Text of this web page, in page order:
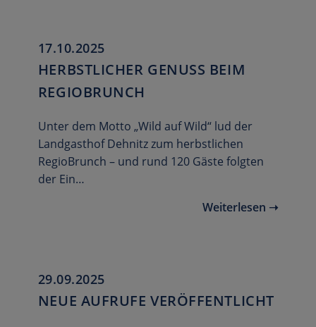
17.10.2025
HERBSTLICHER GENUSS BEIM
REGIOBRUNCH
Unter dem Motto „Wild auf Wild“ lud der
Landgasthof Dehnitz zum herbstlichen
RegioBrunch – und rund 120 Gäste folgten
der Ein…
Weiterlesen ➝
29.09.2025
NEUE AUFRUFE VERÖFFENTLICHT